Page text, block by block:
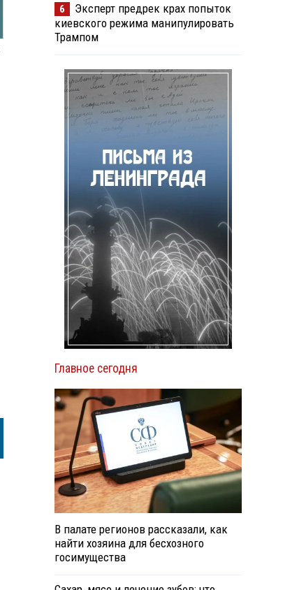
6
Эксперт предрек крах попыток
киевского режима манипулировать
Трампом
Главное сегодня
В палате регионов рассказали, как
найти хозяина для бесхозного
госимущества